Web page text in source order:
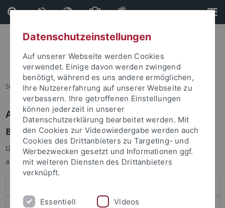
Direkt
zum
Inhalt
Direkt
zur
Fußleiste
Sie sind hier: Startseite
Anmelden
Benutzeranmeldung
Geben Sie Ihren Benutzernamen und Ihr Passwort an um sich
anzumelden:
Datenschutzeinstellungen
Auf unserer Webseite werden Cookies
verwendet. Einige davon werden zwingend
benötigt, während es uns andere ermöglichen,
Ihre Nutzererfahrung auf unserer Webseite zu
verbessern. Ihre getroffenen Einstellungen
können jederzeit in unserer
Datenschutzerklärung bearbeitet werden. Mit
den Cookies zur Videowiedergabe werden auch
Cookies des Drittanbieters zu Targeting- und
Werbezwecken gesetzt und Informationen ggf.
mit weiteren Diensten des Drittanbieters
verknüpft.
Essentiell Videos